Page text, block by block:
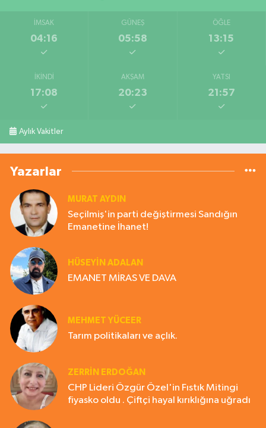
İMSAK
04:16
GÜNEŞ
05:58
ÖĞLE
13:15
İKINDI
17:08
AKŞAM
20:23
YATSI
21:57
Aylık Vakitler
Yazarlar
MURAT AYDIN
Seçilmiş'in parti değiştirmesi Sandığın
Emanetine İhanet!
HÜSEYIN ADALAN
EMANET MİRAS VE DAVA
MEHMET YÜCEER
Tarım politikaları ve açlık.
ZERRIN ERDOĞAN
CHP Lideri Özgür Özel'in Fıstık Mitingi
fiyasko oldu . Çiftçi hayal kırıklığına uğradı